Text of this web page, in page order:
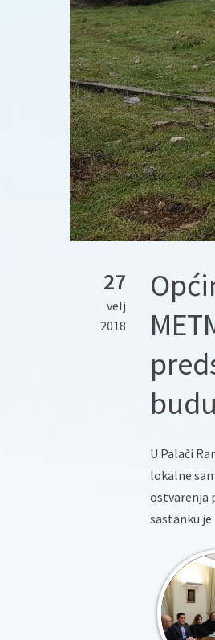
27
velj
2018
U Palači
lokalne
ostvarenja
sastanku